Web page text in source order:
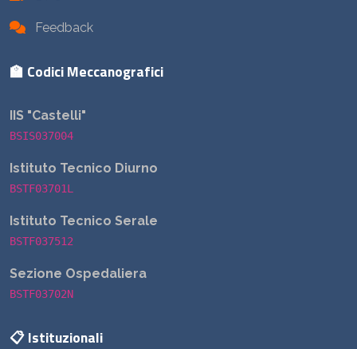
Feedback
🏫 Codici Meccanografici
IIS "Castelli"
BSIS037004
Istituto Tecnico Diurno
BSTF03701L
Istituto Tecnico Serale
BSTF037512
Sezione Ospedaliera
BSTF03702N
📋 Istituzionali